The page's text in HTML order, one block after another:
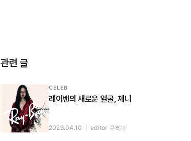
관련 글
CELEB
레이벤의 새로운 얼굴, 제니
2026.04.10 editor 구혜미